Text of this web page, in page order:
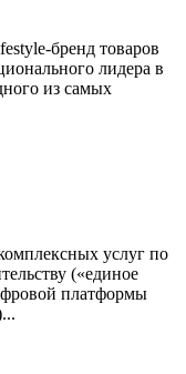
бренд товаров
лидера в
из самых
услуг по
(«единое
платформы